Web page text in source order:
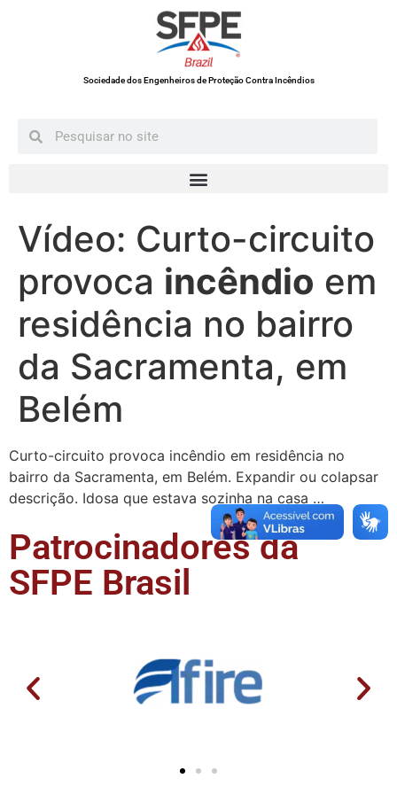
Sociedade dos Engenheiros de Proteção Contra Incêndios
Vídeo: Curto-circuito
provoca incêndio em
residência no bairro
da Sacramenta, em
Belém
Curto-circuito provoca incêndio em residência no
bairro da Sacramenta, em Belém. Expandir ou colapsar
descrição. Idosa que estava sozinha na casa …
Patrocinadores da
SFPE Brasil